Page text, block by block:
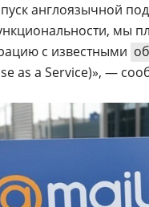
англоязычной
мы
с известными
as a Service)», —